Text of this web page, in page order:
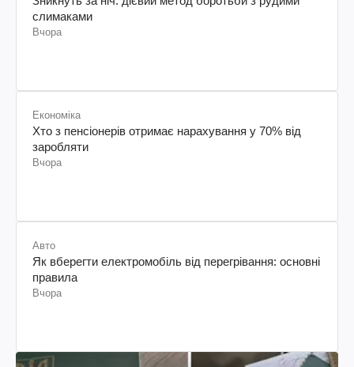
слимаками
Вчора
Економіка
Хто з пенсіонерів отримає нарахування у 70% від
заробляти
Вчора
Авто
Як вберегти електромобіль від перегрівання: основні
правила
Вчора